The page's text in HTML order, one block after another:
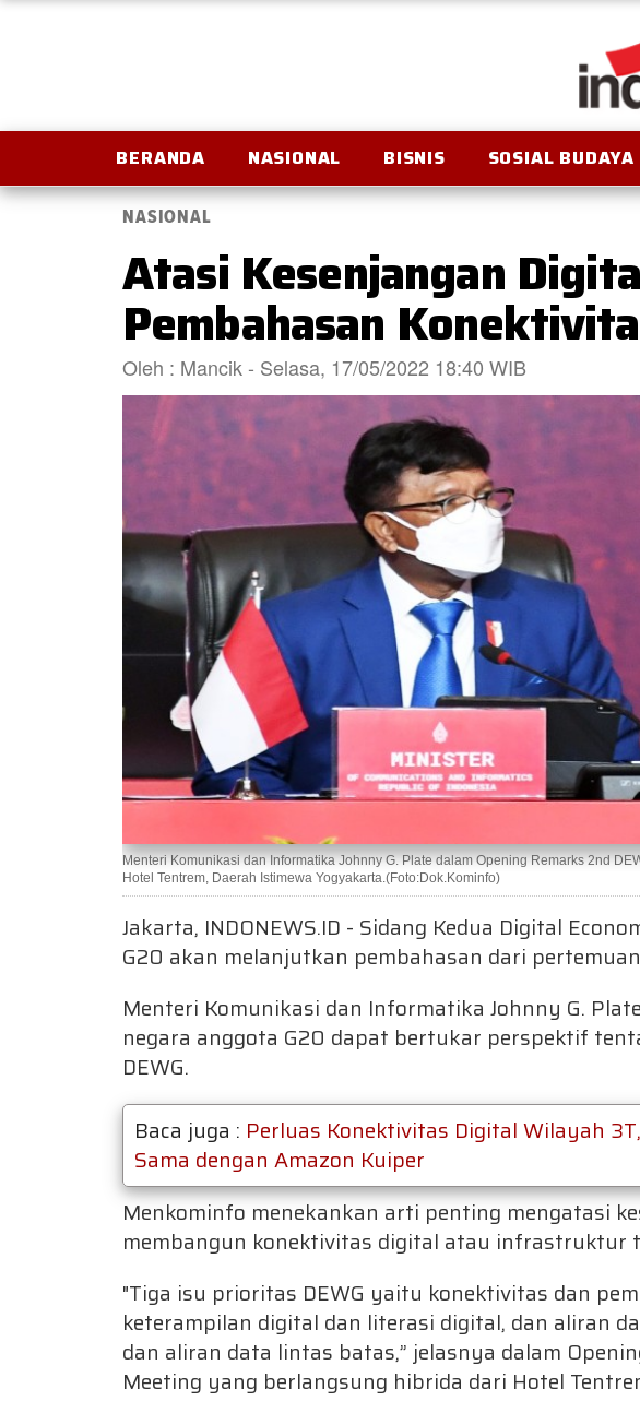
BERANDA NASIONAL BISNIS SOSIAL BUDAYA
NASIONAL
Atasi Kesenjangan
Pembahasan
Oleh : Mancik - Selasa, 17/05/2022 18:40 WIB
Menteri Komunikasi dan Informatika Johnny G. Plate dalam Opening Remarks 2nd
Hotel Tentrem, Daerah Istimewa Yogyakarta.(Foto:Dok.Kominfo)
Jakarta, INDONEWS.ID - Sidang Kedua Digital
G20 akan melanjutkan pembahasan dari
Menteri Komunikasi dan Informatika Johnny G.
negara anggota G20 dapat bertukar perspektif
DEWG.
Baca juga : Perluas Konektivitas Digital Wilayah
Sama dengan Amazon Kuiper
Menkominfo menekankan arti penting mengatasi
membangun konektivitas digital atau infrastruktur
"Tiga isu prioritas DEWG yaitu konektivitas dan
keterampilan digital dan literasi digital, dan aliran
dan aliran data lintas batas,” jelasnya dalam
Meeting yang berlangsung hibrida dari Hotel